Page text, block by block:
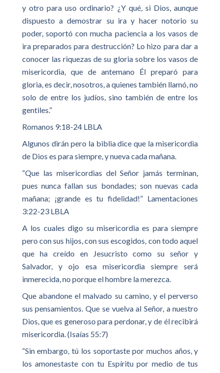
y otro para uso ordinario? ¿Y qué, si Dios, aunque
dispuesto a demostrar su ira y hacer notorio su
poder, soportó con mucha paciencia a los vasos de
ira preparados para destrucción? Lo hizo para dar a
conocer las riquezas de su gloria sobre los vasos de
misericordia, que de antemano Él preparó para
gloria, es decir, nosotros, a quienes también llamó, no
solo de entre los judíos, sino también de entre los
gentiles.”
Romanos 9:18-24 LBLA
Algunos dirán pero la biblia dice que la misericordia
de Dios es para siempre, y nueva cada mañana.
“Que las misericordias del Señor jamás terminan,
pues nunca fallan sus bondades; son nuevas cada
mañana; ¡grande es tu fidelidad!” Lamentaciones
3:22-23 LBLA
A los cuales digo su misericordia es para siempre
pero con sus hijos, con sus escogidos, con todo aquel
que ha creído en Jesucristo como su señor y
Salvador, y ojo esa misericordia siempre será
inmerecida, no porque el hombre la merezca.
Que abandone el malvado su camino, y el perverso
sus pensamientos. Que se vuelva al Señor, a nuestro
Dios, que es generoso para perdonar, y de él recibirá
misericordia. (Isaías 55:7)
“Sin embargo, tú los soportaste por muchos años, y
los amonestaste con tu Espíritu por medio de tus